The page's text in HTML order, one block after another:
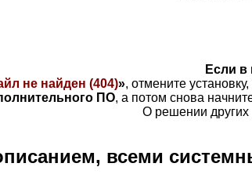
Если в
не найден (404)», отмените
ПО, а потом снова
О решении других
всеми